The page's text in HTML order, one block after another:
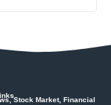
Stock Market, Financial